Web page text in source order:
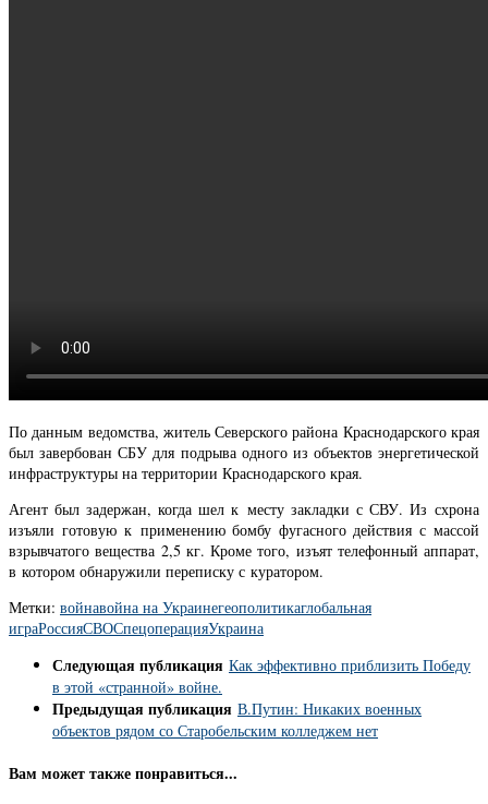
По данным ведомства, житель Северского района Краснодарского края
был завербован СБУ для подрыва одного из объектов энергетической
инфраструктуры на территории Краснодарского края.
Агент был задержан, когда шел к месту закладки с СВУ. Из схрона
изъяли готовую к применению бомбу фугасного действия с массой
взрывчатого вещества 2,5 кг. Кроме того, изъят телефонный аппарат,
в котором обнаружили переписку с куратором.
Метки: войнавойна на Украинегеополитикаглобальная
играРоссияСВОСпецоперацияУкраина
Следующая публикация Как эффективно приблизить Победу
в этой «странной» войне.
Предыдущая публикация В.Путин: Никаких военных
объектов рядом со Старобельским колледжем нет
Вам может также понравиться...